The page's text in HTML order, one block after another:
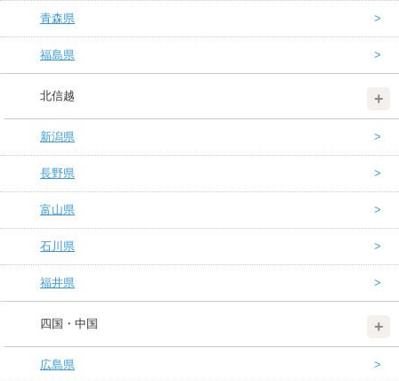
青森県
福島県
北信越
新潟県
長野県
富山県
石川県
福井県
四国・中国
広島県